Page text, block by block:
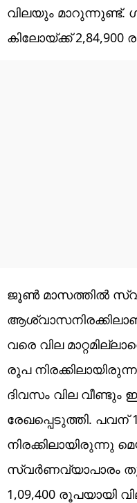
വിലയും മാറുന്നുണ്ട്.
കിലോയ്ക്ക്
ജൂൺ മാസത്തിൽ
വരെ വില
രൂപ
ദിവസം വില വീണ്ടും
രേഖപ്പെടുത്തി. പവന്
നിരക്കിലായിരുന്നു
സ്വർണവ്യാപാരം
1,09,400 രൂപയായി